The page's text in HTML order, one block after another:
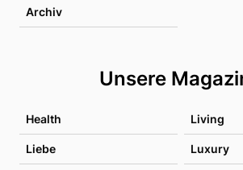
Archiv
Unsere
Health Living
Liebe Luxury